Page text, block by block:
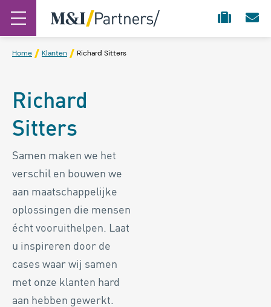
Home Klanten Richard Sitters
Richard
Sitters
Samen maken we het
verschil en bouwen we
aan maatschappelijke
oplossingen die mensen
écht vooruithelpen. Laat
u inspireren door de
cases waar wij samen
met onze klanten hard
aan hebben gewerkt.